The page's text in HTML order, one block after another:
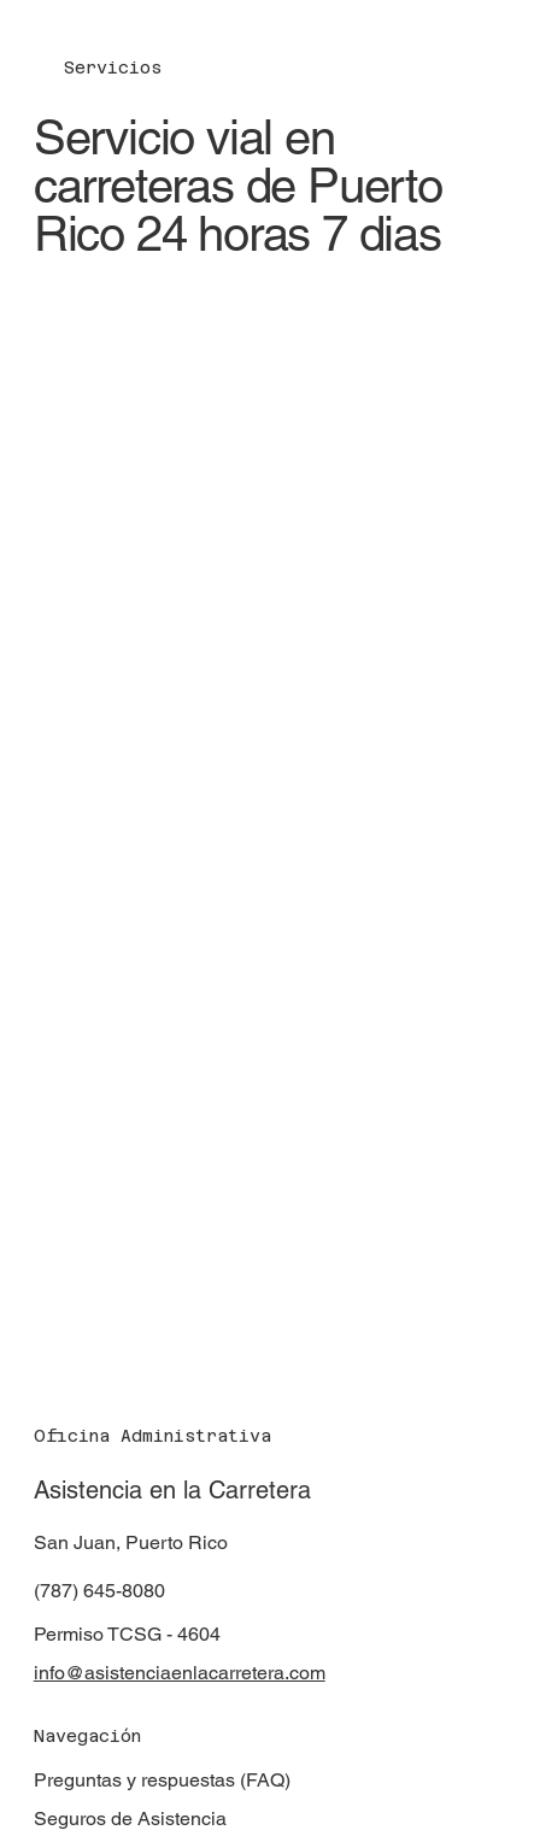
Servicios
Servicio vial en
carreteras de Puerto
Rico 24 horas 7 dias
Oficina Administrativa
Asistencia en la Carretera
Permiso TCSG - 4604
San Juan, Puerto Rico
(787) 645-8080
info@asistenciaenlacarretera.com
Navegación
Preguntas y respuestas (FAQ)
Seguros de Asistencia